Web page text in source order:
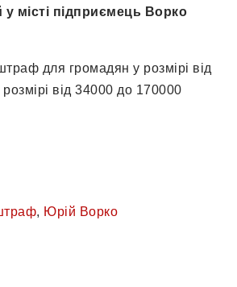
місті підприємець Ворко
для громадян у розмірі від
від 34000 до 170000
, Юрій Ворко